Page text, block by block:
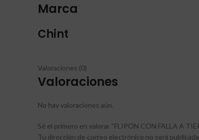
Marca
Chint
Valoraciones (0)
Valoraciones
No hay valoraciones aún.
Sé el primero en valorar “FLIPON CON FALLA A
Tu dirección de correo electrónico no será